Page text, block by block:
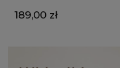
189,00 zł